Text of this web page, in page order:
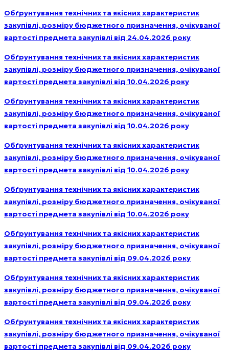
Обґрунтування технічних та якісних характеристик
закупівлі, розміру бюджетного призначення, очікуваної
вартості предмета закупівлі від 24.04.2026 року
Обґрунтування технічних та якісних характеристик
закупівлі, розміру бюджетного призначення, очікуваної
вартості предмета закупівлі від 10.04.2026 року
Обґрунтування технічних та якісних характеристик
закупівлі, розміру бюджетного призначення, очікуваної
вартості предмета закупівлі від 10.04.2026 року
Обґрунтування технічних та якісних характеристик
закупівлі, розміру бюджетного призначення, очікуваної
вартості предмета закупівлі від 10.04.2026 року
Обґрунтування технічних та якісних характеристик
закупівлі, розміру бюджетного призначення, очікуваної
вартості предмета закупівлі від 10.04.2026 року
Обґрунтування технічних та якісних характеристик
закупівлі, розміру бюджетного призначення, очікуваної
вартості предмета закупівлі від 09.04.2026 року
Обґрунтування технічних та якісних характеристик
закупівлі, розміру бюджетного призначення, очікуваної
вартості предмета закупівлі від 09.04.2026 року
Обґрунтування технічних та якісних характеристик
закупівлі, розміру бюджетного призначення, очікуваної
вартості предмета закупівлі від 09.04.2026 року